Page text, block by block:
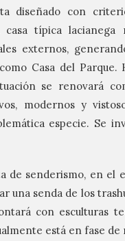
diseñado con
típica
externos,
Casa del
se renovará
modernos y
especie. Se
de senderismo, en el
una senda de los
con esculturas
está en fase